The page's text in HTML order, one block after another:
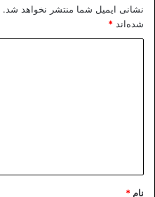
نشانی ایمیل شما منتشر نخواهد شد.
شده‌اند *
نام *